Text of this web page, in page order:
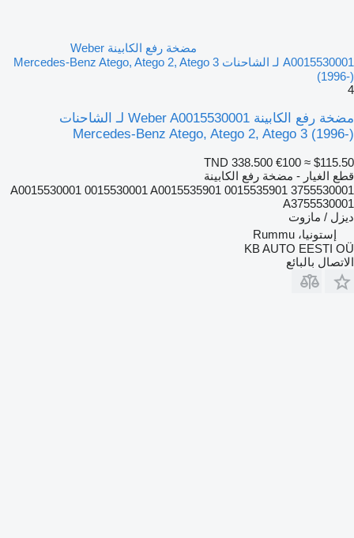
مضخة رفع الكابينة Weber
A0015530001 لـ الشاحنات Mercedes-Benz Atego, Atego 2, Atego 3
(1996-)
4
مضخة رفع الكابينة Weber A0015530001 لـ الشاحنات
Mercedes-Benz Atego, Atego 2, Atego 3 (1996-)
TND 338.500 €100 ≈ $115.50
قطع الغيار - مضخة رفع الكابينة
A0015530001 0015530001 A0015535901 0015535901 3755530001
A3755530001
ديزل / مازوت
إستونيا، Rummu
KB AUTO EESTI OÜ
الاتصال بالبائع